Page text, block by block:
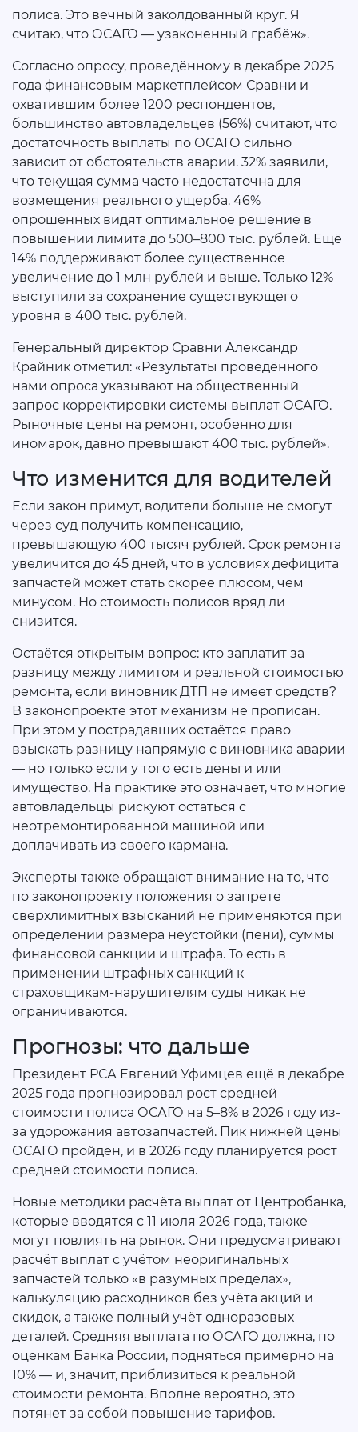
полиса. Это вечный заколдованный круг. Я
считаю, что ОСАГО — узаконенный грабёж».
Согласно опросу, проведённому в декабре 2025
года финансовым маркетплейсом Сравни и
охватившим более 1200 респондентов,
большинство автовладельцев (56%) считают, что
достаточность выплаты по ОСАГО сильно
зависит от обстоятельств аварии. 32% заявили,
что текущая сумма часто недостаточна для
возмещения реального ущерба. 46%
опрошенных видят оптимальное решение в
повышении лимита до 500–800 тыс. рублей. Ещё
14% поддерживают более существенное
увеличение до 1 млн рублей и выше. Только 12%
выступили за сохранение существующего
уровня в 400 тыс. рублей.
Генеральный директор Сравни Александр
Крайник отметил: «Результаты проведённого
нами опроса указывают на общественный
запрос корректировки системы выплат ОСАГО.
Рыночные цены на ремонт, особенно для
иномарок, давно превышают 400 тыс. рублей».
Что изменится для водителей
Если закон примут, водители больше не смогут
через суд получить компенсацию,
превышающую 400 тысяч рублей. Срок ремонта
увеличится до 45 дней, что в условиях дефицита
запчастей может стать скорее плюсом, чем
минусом. Но стоимость полисов вряд ли
снизится.
Остаётся открытым вопрос: кто заплатит за
разницу между лимитом и реальной стоимостью
ремонта, если виновник ДТП не имеет средств?
В законопроекте этот механизм не прописан.
При этом у пострадавших остаётся право
взыскать разницу напрямую с виновника аварии
— но только если у того есть деньги или
имущество. На практике это означает, что многие
автовладельцы рискуют остаться с
неотремонтированной машиной или
доплачивать из своего кармана.
Эксперты также обращают внимание на то, что
по законопроекту положения о запрете
сверхлимитных взысканий не применяются при
определении размера неустойки (пени), суммы
финансовой санкции и штрафа. То есть в
применении штрафных санкций к
страховщикам-нарушителям суды никак не
ограничиваются.
Прогнозы: что дальше
Президент РСА Евгений Уфимцев ещё в декабре
2025 года прогнозировал рост средней
стоимости полиса ОСАГО на 5–8% в 2026 году из-
за удорожания автозапчастей. Пик нижней цены
ОСАГО пройдён, и в 2026 году планируется рост
средней стоимости полиса.
Новые методики расчёта выплат от Центробанка,
которые вводятся с 11 июля 2026 года, также
могут повлиять на рынок. Они предусматривают
расчёт выплат с учётом неоригинальных
запчастей только «в разумных пределах»,
калькуляцию расходников без учёта акций и
скидок, а также полный учёт одноразовых
деталей. Средняя выплата по ОСАГО должна, по
оценкам Банка России, подняться примерно на
10% — и, значит, приблизиться к реальной
стоимости ремонта. Вполне вероятно, это
потянет за собой повышение тарифов.